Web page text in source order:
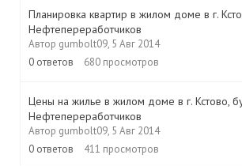
Планировка квартир в жилом доме в г.
Нефтепереработчиков
Автор gumbolt09, 5 Авг 2014
0 ответов 680 просмотров
Цены на жилье в жилом доме в г. Кстово,
Нефтепереработчиков
Автор gumbolt09, 5 Авг 2014
0 ответов 411 просмотров